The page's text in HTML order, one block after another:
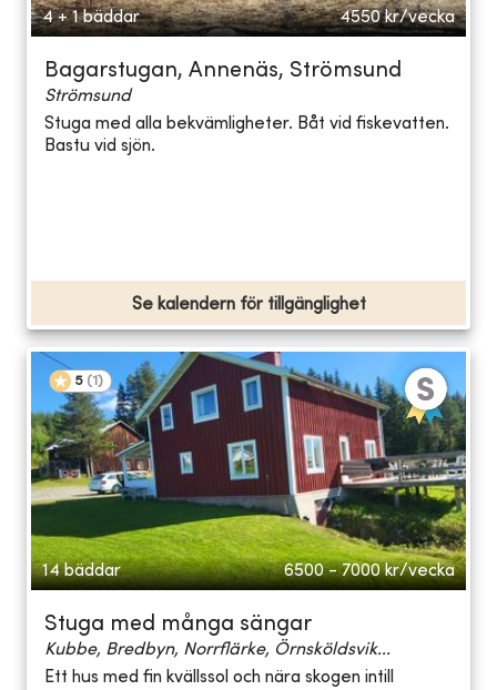
4 + 1 bäddar 4550 kr/vecka
Bagarstugan, Annenäs, Strömsund
Strömsund
Stuga med alla bekvämligheter. Båt vid fiskevatten.
Bastu vid sjön.
Se kalendern för tillgänglighet
5 (1 )
14 bäddar 6500 - 7000 kr/vecka
Stuga med många sängar
Kubbe, Bredbyn, Norrflärke, Örnsköldsvik...
Ett hus med fin kvällssol och nära skogen intill